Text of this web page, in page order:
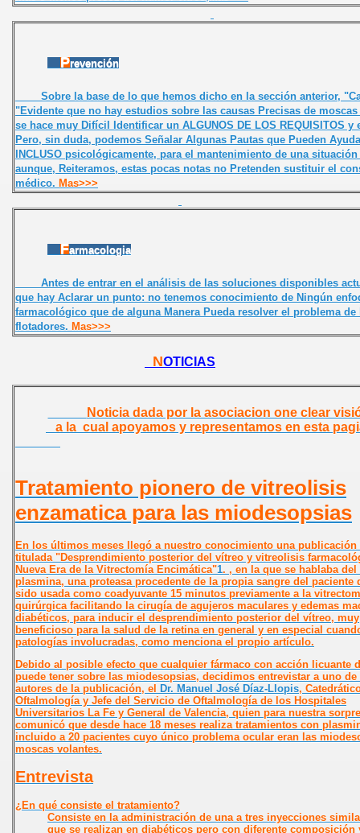
Prevención
Sobre la base de lo que hemos dicho en la sección anterior,
"Evidente que no hay estudios sobre las causas Precisas de
se hace muy Difícil Identificar un ALGUNOS DE LOS REQUISITOS y
Pero, sin duda, podemos Señalar Algunas Pautas que Pueden
INCLUSO psicológicamente, para el mantenimiento de una
aunque, Reiteramos, estas pocas notas no Pretenden sustituir el
médico. Mas>>>
Farmacologia
Antes de entrar en el análisis de las soluciones disponibles
que hay Aclarar un punto: no tenemos conocimiento de Ningún
farmacológico que de alguna Manera Pueda resolver el problema de
flotadores. Mas>>>
NOTICIAS
Noticia dada por la asociacion one clear
a la cual apoyamos y representamos en esta
Tratamiento pionero de vitreolisis
enzamatica para las miodesopsias
En los últimos meses llegó a nuestro conocimiento una
titulada "Desprendimiento posterior del vítreo y vitreolisis
Nueva Era de la Vitrectomía Encimática"1. , en la que se hablaba
plasmina, una proteasa procedente de la propia sangre del paciente
sido usada como coadyuvante 15 minutos previamente a la
quirúrgica facilitando la cirugía de agujeros maculares y edemas
diabéticos, para inducir el desprendimiento posterior del vítreo, muy
beneficioso para la salud de la retina en general y en especial
patologías involucradas, como menciona el propio artículo.
Debido al posible efecto que cualquier fármaco con acción licuante
puede tener sobre las miodesopsias, decidimos entrevistar a uno de
autores de la publicación, el
Dr. Manuel José Díaz-Llopis,
Oftalmología y Jefe del Servicio de Oftalmología de los Hospitales
Universitarios La Fe y General de Valencia, quien para nuestra
comunicó que desde hace 18 meses realiza tratamientos con
incluido a 20 pacientes cuyo único problema ocular eran las
moscas volantes.
Entrevista
¿En qué consiste el tratamiento?
Consiste en la administración de una a tres inyecciones
que se realizan en diabéticos pero con diferente composición